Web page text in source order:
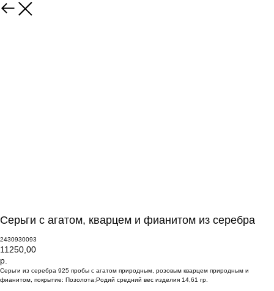
Серьги с агатом, кварцем и фианитом из серебра
2430930093
11250,00
р.
Серьги из серебра 925 пробы с агатом природным, розовым кварцем природным и
фианитом, покрытие: Позолота;Родий средний вес изделия 14,61 гр.